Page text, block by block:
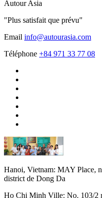
Autour Asia
"Plus satisfait que prévu"
Email info@autourasia.com
Téléphone +84 971 33 77 08
Hanoi, Vietnam: MAY Place,
district de Dong Da
Ho Chi Minh Ville: No. 103/2